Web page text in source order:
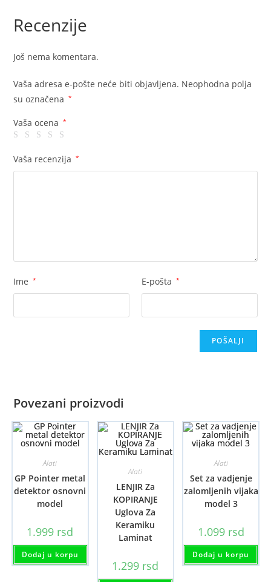
Recenzije
Još nema komentara.
Vaša adresa e-pošte neće biti objavljena. Neophodna polja
su označena
*
Vaša ocena *
Vaša recenzija *
Ime * E-pošta *
Povezani proizvodi
Alati
GP Pointer metal
detektor osnovni
model
1.999 rsd
Dodaj u korpu
Alati
LENJIR Za
KOPIRANJE
Uglova Za
Keramiku
Laminat
1.299 rsd
Alati
Set za vadjenje
zalomljenih vijaka
model 3
1.099 rsd
Dodaj u korpu